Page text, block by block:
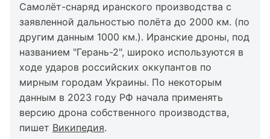
Самолёт-снаряд иранского производства с
заявленной дальностью полёта до 2000 км. (по
другим данным 1000 км.). Иранские дроны, под
названием "Герань-2", широко используются в
ходе ударов российских оккупантов по
мирным городам Украины. По некоторым
данным в 2023 году РФ начала применять
версию дрона собственного производства,
пишет Википедия.